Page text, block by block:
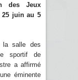
des Jeux
25 juin au 5
la salle des
sportif de
a affirmé
éminente